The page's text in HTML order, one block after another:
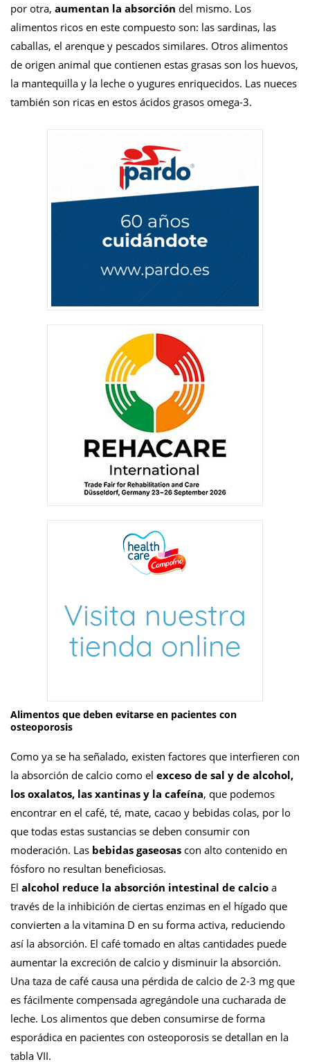
por otra, aumentan la absorción del mismo. Los
alimentos ricos en este compuesto son: las sardinas, las
caballas, el arenque y pescados similares. Otros alimentos
de origen animal que contienen estas grasas son los huevos,
la mantequilla y la leche o yugures enriquecidos. Las nueces
también son ricas en estos ácidos grasos omega-3.
Alimentos que deben evitarse en pacientes con
osteoporosis
Como ya se ha señalado, existen factores que interfieren con
la absorción de calcio como el exceso de sal y de alcohol,
los oxalatos, las xantinas y la cafeína, que podemos
encontrar en el café, té, mate, cacao y bebidas colas, por lo
que todas estas sustancias se deben consumir con
moderación. Las bebidas gaseosas con alto contenido en
fósforo no resultan beneficiosas.
El alcohol reduce la absorción intestinal de calcio a
través de la inhibición de ciertas enzimas en el hígado que
convierten a la vitamina D en su forma activa, reduciendo
así la absorción. El café tomado en altas cantidades puede
aumentar la excreción de calcio y disminuir la absorción.
Una taza de café causa una pérdida de calcio de 2-3 mg que
es fácilmente compensada agregándole una cucharada de
leche. Los alimentos que deben consumirse de forma
esporádica en pacientes con osteoporosis se detallan en la
tabla VII.